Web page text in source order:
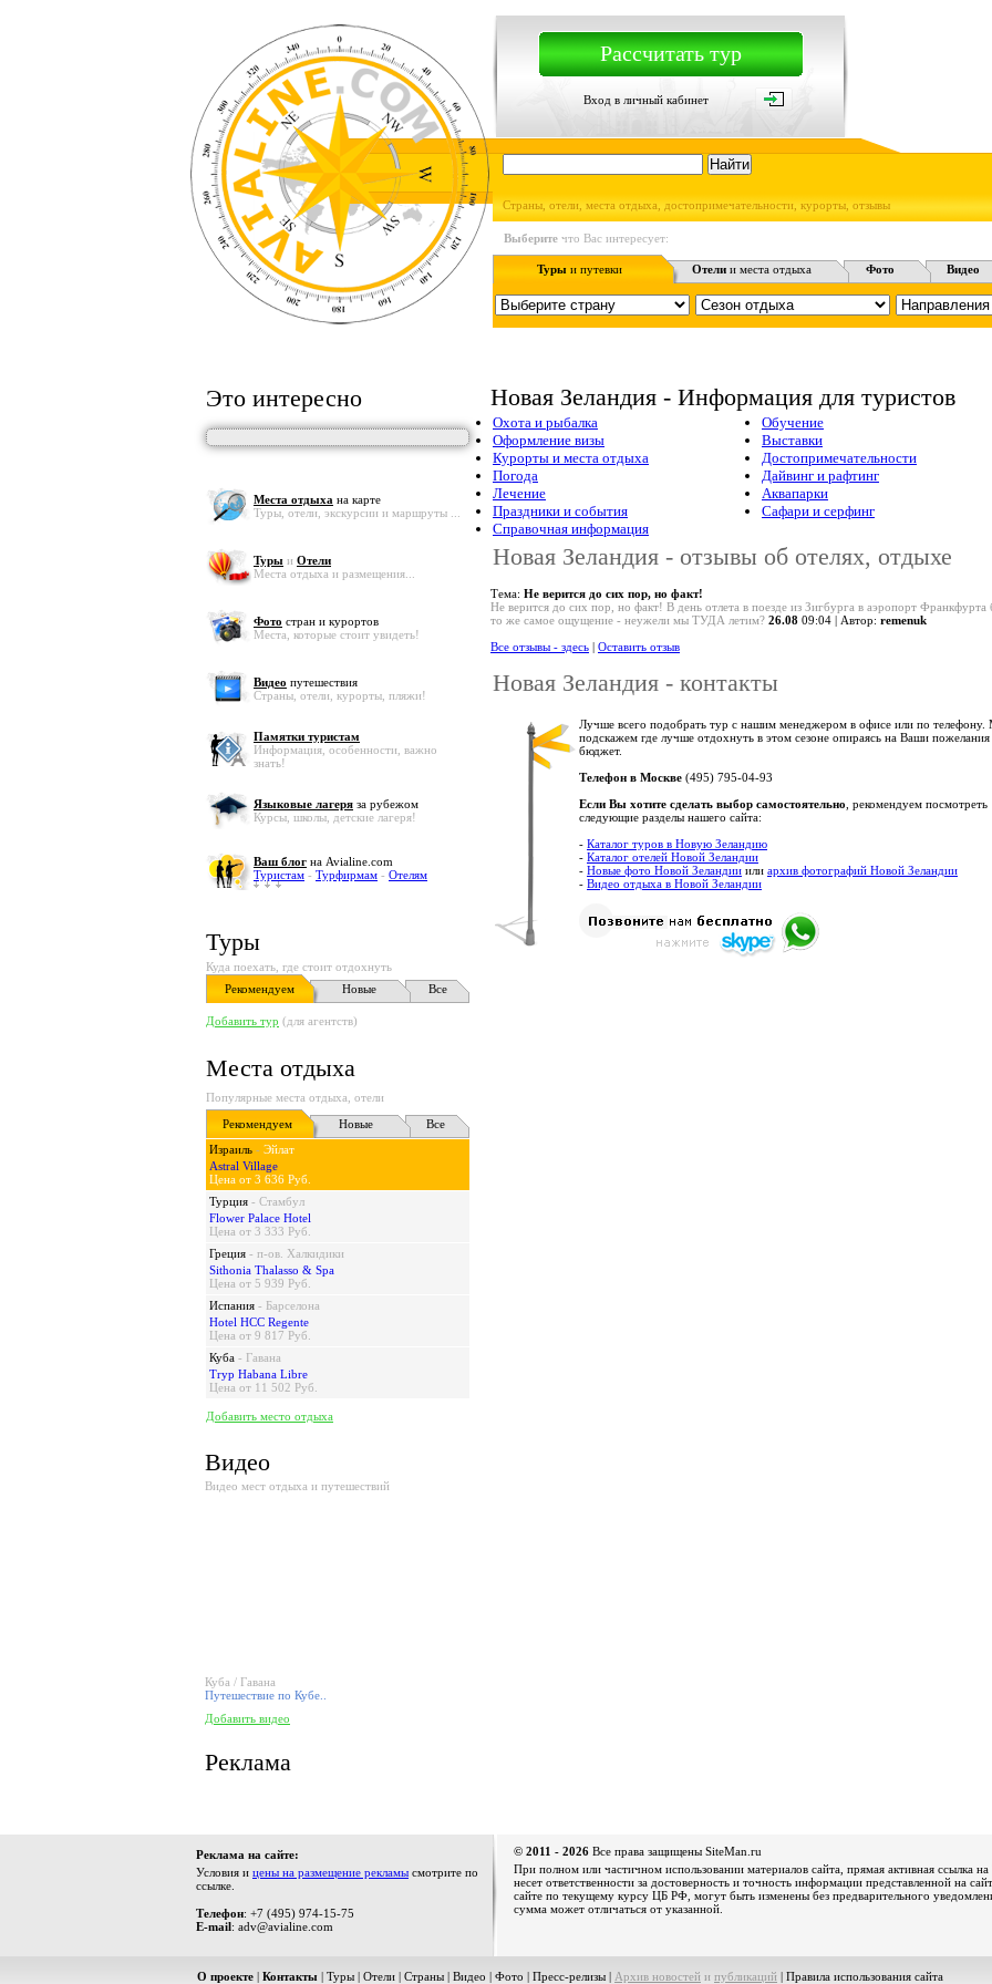
Рассчитать тур
Вход в личный кабинет
Страны, отели, места отдыха, достопримечательности, курорты, отзывы
Выберите что Вас интересует:
Турыи путевки Отели и места отдыха Фото Видео
Это интересно
Места отдыха на карте
Туры, отели, экскурсии и маршруты ...
Туры и Отели
Места отдыха и размещения...
Фото стран и курортов
Места, которые стоит увидеть!
Видео путешествия
Страны, отели, курорты, пляжи!
Памятки туристам
Информация, особенности, важно
знать!
Языковые лагеря за рубежом
Курсы, школы, детские лагеря!
Ваш блог на Avialine.com
Туристам - Турфирмам - Отелям
Туры
Куда поехать, где стоит отдохнуть
Рекомендуем
Новые Все
Добавить тур (для агентств)
Места отдыха
Популярные места отдыха, отели
Рекомендуем
Новые
Все
Израиль - Эйлат
Astral Village
Цена от 3 636 Руб.
Турция - Стамбул
Flower Palace Hotel
Цена от 3 333 Руб.
Греция - п-ов. Халкидики
Sithonia Thalasso & Spa
Цена от 5 939 Руб.
Испания - Барселона
Hotel HCC Regente
Цена от 9 817 Руб.
Куба - Гавана
Tryp Habana Libre
Цена от 11 502 Руб.
Добавить место отдыха
Видео
Видео мест отдыха и путешествий
Куба / Гавана
Путешествие по Кубе..
Добавить видео
Реклама
Новая Зеландия - Информация для туристов
Охота и рыбалка
Оформление визы
Курорты и места отдыха
Погода
Лечение
Праздники и события
Справочная информация
Обучение
Выставки
Достопримечательности
Дайвинг и рафтинг
Аквапарки
Сафари и серфинг
Новая Зеландия - отзывы об отелях, отдыхе
Тема: Не верится до сих пор, но факт!
Не верится до сих пор, но факт! В день отлета в поезде из Зигбурга в аэропорт Франкфурта
то же самое ощущение - неужели мы ТУДА летим? 26.08 09:04 | Автор: remenuk
Все отзывы - здесь | Оставить отзыв
Новая Зеландия - контакты
Лучше всего подобрать тур с нашим менеджером в офисе или по
подскажем где лучше отдохнуть в этом сезоне опираясь на Ваши
бюджет.
Телефон в Москве (495) 795-04-93
Если Вы хотите сделать выбор самостоятельно , рекомендуем посмотреть
следующие разделы нашего сайта:
- Каталог туров в Новую Зеландию
- Каталог отелей Новой Зеландии
- Новые фото Новой Зеландии или архив фотографий Новой Зеландии
- Видео отдыха в Новой Зеландии
Реклама на сайте:
Условия и цены на размещение рекламы смотрите по
ссылке.
Телефон: +7 (495) 974-15-75
E-mail: adv@avialine.com
© 2011 - 2026 Все права защищены SiteMan.ru
При полном или частичном использовании материалов сайта, прямая активная ссылка
несет ответственности за достоверность и точность информации представленной на
сайте по текущему курсу ЦБ РФ, могут быть изменены без предварительного
сумма может отличаться от указанной.
О проекте | Контакты | Туры | Отели | Страны | Видео | Фото | Пресс-релизы | Архив новостей и публикаций | Правила использования сайта